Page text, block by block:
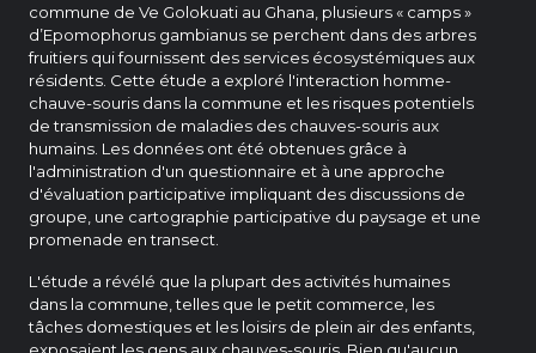
commune de Ve Golokuati au Ghana, plusieurs « camps »
d’Epomophorus gambianus se perchent dans des arbres
fruitiers qui fournissent des services écosystémiques aux
résidents. Cette étude a exploré l'interaction homme-
chauve-souris dans la commune et les risques potentiels
de transmission de maladies des chauves-souris aux
humains. Les données ont été obtenues grâce à
l'administration d'un questionnaire et à une approche
d'évaluation participative impliquant des discussions de
groupe, une cartographie participative du paysage et une
promenade en transect.
L'étude a révélé que la plupart des activités humaines
dans la commune, telles que le petit commerce, les
tâches domestiques et les loisirs de plein air des enfants,
exposaient les gens aux chauves-souris. Bien qu'aucun